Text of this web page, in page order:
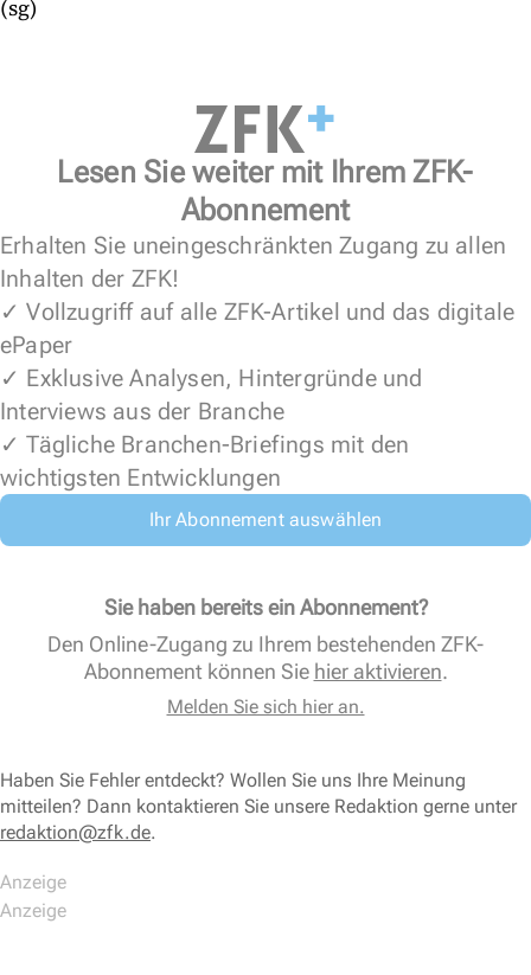
(sg)
Lesen Sie weiter mit Ihrem ZFK-
Abonnement
Erhalten Sie uneingeschränkten Zugang zu allen
Inhalten der ZFK!
✓ Vollzugriff auf alle ZFK-Artikel und das digitale
ePaper
✓ Exklusive Analysen, Hintergründe und
Interviews aus der Branche
✓ Tägliche Branchen-Briefings mit den
wichtigsten Entwicklungen
Ihr Abonnement auswählen
Sie haben bereits ein Abonnement?
Den Online-Zugang zu Ihrem bestehenden ZFK-
Abonnement können Sie hier aktivieren.
Melden Sie sich hier an.
Haben Sie Fehler entdeckt? Wollen Sie uns Ihre Meinung
mitteilen? Dann kontaktieren Sie unsere Redaktion gerne unter
redaktion@zfk.de.